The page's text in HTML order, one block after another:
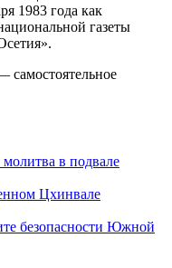
1983 года как
газеты
в подвале
Цхинвале
безопасности Южной